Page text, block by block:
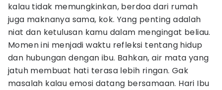
kalau tidak memungkinkan, berdoa dari rumah
juga maknanya sama, kok. Yang penting adalah
niat dan ketulusan kamu dalam mengingat beliau.
Momen ini menjadi waktu refleksi tentang hidup
dan hubungan dengan ibu. Bahkan, air mata yang
jatuh membuat hati terasa lebih ringan. Gak
masalah kalau emosi datang bersamaan. Hari Ibu